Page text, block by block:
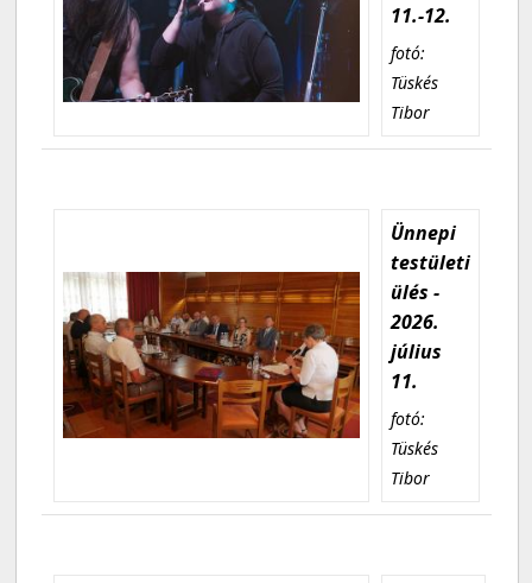
11.-12.
fotó:
Tüskés
Tibor
Ünnepi
testületi
ülés -
2026.
július
11.
fotó:
Tüskés
Tibor